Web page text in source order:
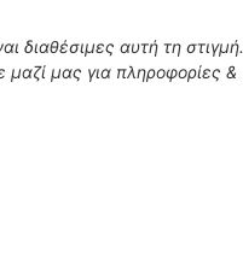
διαθέσιμες αυτή τη στιγμή.
μας για πληροφορίες &